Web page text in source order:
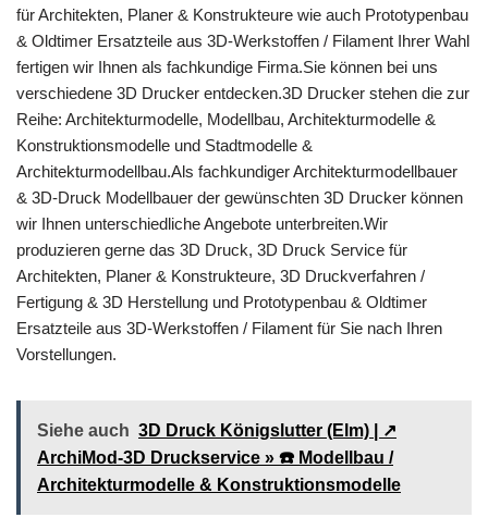
für Architekten, Planer & Konstrukteure wie auch Prototypenbau
& Oldtimer Ersatzteile aus 3D-Werkstoffen / Filament Ihrer Wahl
fertigen wir Ihnen als fachkundige Firma.Sie können bei uns
verschiedene 3D Drucker entdecken.3D Drucker stehen die zur
Reihe: Architekturmodelle, Modellbau, Architekturmodelle &
Konstruktionsmodelle und Stadtmodelle &
Architekturmodellbau.Als fachkundiger Architekturmodellbauer
& 3D-Druck Modellbauer der gewünschten 3D Drucker können
wir Ihnen unterschiedliche Angebote unterbreiten.Wir
produzieren gerne das 3D Druck, 3D Druck Service für
Architekten, Planer & Konstrukteure, 3D Druckverfahren /
Fertigung & 3D Herstellung und Prototypenbau & Oldtimer
Ersatzteile aus 3D-Werkstoffen / Filament für Sie nach Ihren
Vorstellungen.
Siehe auch 3D Druck Königslutter (Elm) | ↗️
ArchiMod-3D Druckservice » ☎️ Modellbau /
Architekturmodelle & Konstruktionsmodelle